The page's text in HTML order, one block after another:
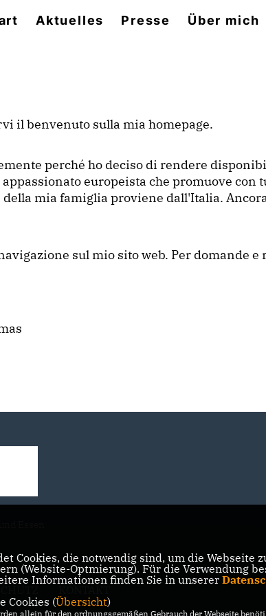
Aktuelles Presse Über mich
il benvenuto sulla mia homepage.
perché ho deciso di rendere
appassionato europeista che promuove
della mia famiglia proviene dall'Italia.
sul mio sito web. Per domande
Cookies, die notwendig sind, um die
(Website-Optmierung). Für die Verwendung
Informationen finden Sie in unserer
Cookies (Übersicht)
allein für den ordnungsgemäßen Gebrauch der Webseite